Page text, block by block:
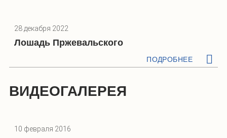
28 декабря 2022
Лошадь Пржевальского
ПОДРОБНЕЕ
ВИДЕОГАЛЕРЕЯ
10 февраля 2016